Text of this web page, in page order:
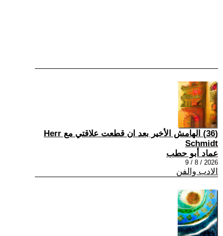
(36) الهامش الأخير بعد ان قطعت علاقتي مع Herr
Schmidt
عماد أبو حطب
2026 / 8 / 9
الادب والفن